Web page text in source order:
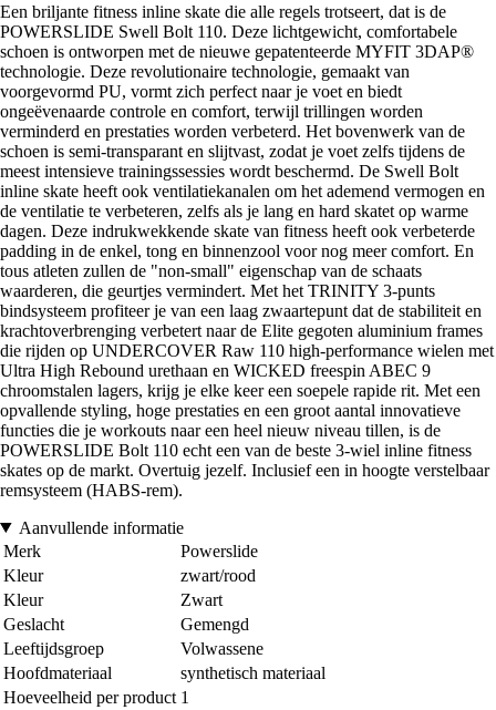
Een briljante fitness inline skate die alle regels trotseert, dat is de
POWERSLIDE Swell Bolt 110. Deze lichtgewicht, comfortabele
schoen is ontworpen met de nieuwe gepatenteerde MYFIT 3DAP®
technologie. Deze revolutionaire technologie, gemaakt van
voorgevormd PU, vormt zich perfect naar je voet en biedt
ongeëvenaarde controle en comfort, terwijl trillingen worden
verminderd en prestaties worden verbeterd. Het bovenwerk van de
schoen is semi-transparant en slijtvast, zodat je voet zelfs tijdens de
meest intensieve trainingssessies wordt beschermd. De Swell Bolt
inline skate heeft ook ventilatiekanalen om het ademend vermogen en
de ventilatie te verbeteren, zelfs als je lang en hard skatet op warme
dagen. Deze indrukwekkende skate van fitness heeft ook verbeterde
padding in de enkel, tong en binnenzool voor nog meer comfort. En
tous atleten zullen de "non-small" eigenschap van de schaats
waarderen, die geurtjes vermindert. Met het TRINITY 3-punts
bindsysteem profiteer je van een laag zwaartepunt dat de stabiliteit en
krachtoverbrenging verbetert naar de Elite gegoten aluminium frames
die rijden op UNDERCOVER Raw 110 high-performance wielen met
Ultra High Rebound urethaan en WICKED freespin ABEC 9
chroomstalen lagers, krijg je elke keer een soepele rapide rit. Met een
opvallende styling, hoge prestaties en een groot aantal innovatieve
functies die je workouts naar een heel nieuw niveau tillen, is de
POWERSLIDE Bolt 110 echt een van de beste 3-wiel inline fitness
skates op de markt. Overtuig jezelf. Inclusief een in hoogte verstelbaar
remsysteem (HABS-rem).
Aanvullende informatie
Merk
Powerslide
Kleur
zwart/rood
Kleur
Zwart
Geslacht
Gemengd
Leeftijdsgroep
Volwassene
Hoofdmateriaal
synthetisch materiaal
Hoeveelheid per product 1